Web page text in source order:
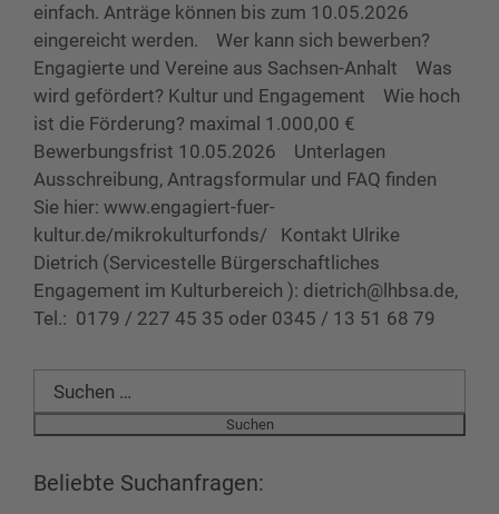
einfach. Anträge können bis zum 10.05.2026
eingereicht werden. Wer kann sich bewerben?
Engagierte und Vereine aus Sachsen-Anhalt Was
wird gefördert? Kultur und Engagement Wie hoch
ist die Förderung? maximal 1.000,00 €
Bewerbungsfrist 10.05.2026 Unterlagen
Ausschreibung, Antragsformular und FAQ finden
Sie hier: www.engagiert-fuer-
kultur.de/mikrokulturfonds/ Kontakt Ulrike
Dietrich (Servicestelle Bürgerschaftliches
Engagement im Kulturbereich ): dietrich@lhbsa.de,
Tel.: 0179 / 227 45 35 oder 0345 / 13 51 68 79
Suchen
nach:
Beliebte Suchanfragen: